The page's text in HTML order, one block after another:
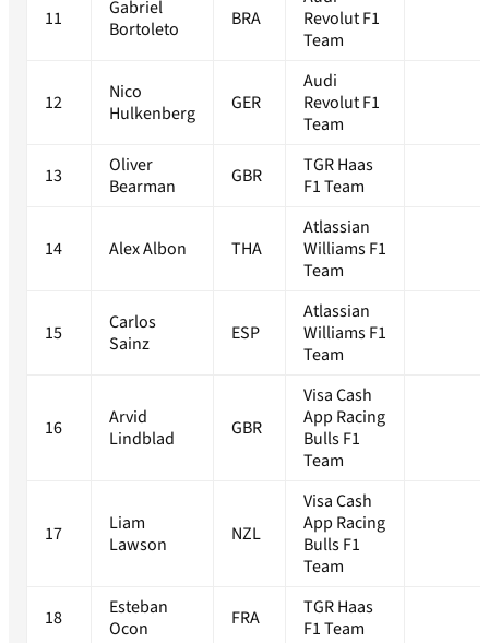
11
Gabriel
Bortoleto
BRA
Revolut F1
Team
12
Nico
Hulkenberg
GER
Audi
Revolut F1
Team
13
Oliver
Bearman
GBR
TGR Haas
F1 Team
14 Alex Albon THA
Atlassian
Williams F1
Team
15
Carlos
Sainz
ESP
Atlassian
Williams F1
Team
16
Arvid
Lindblad
GBR
Visa Cash
App Racing
Bulls F1
Team
17
Liam
Lawson
NZL
Visa Cash
App Racing
Bulls F1
Team
18
Esteban
Ocon
FRA
TGR Haas
F1 Team